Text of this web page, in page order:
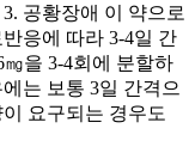
공황장애 이 약으로
응에 따라 3-4일 간
을 3-4회에 분할하
는 보통 3일 간격으
요구되는 경우도